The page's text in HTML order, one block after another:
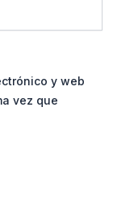
y web
vez que